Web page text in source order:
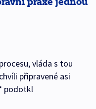
vláda s tou
připravené asi
podotkl